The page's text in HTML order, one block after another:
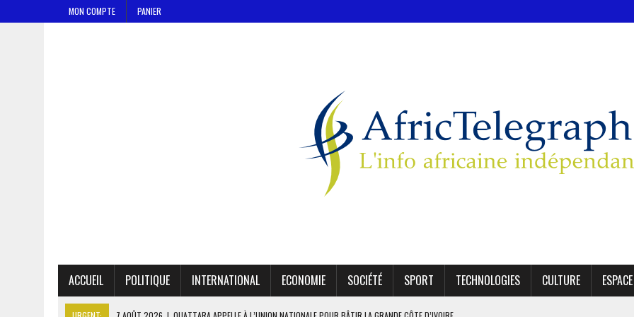
MON COMPTE PANIER
ACCUEIL POLITIQUE INTERNATIONAL ECONOMIE SOCIÉTÉ SPORT TECHNOLOGIES CULTURE